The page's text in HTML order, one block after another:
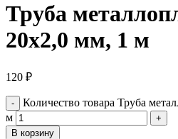
Труба
20х2,0 мм, 1 м
120 ₽
Количество товара Труба
м
В корзину